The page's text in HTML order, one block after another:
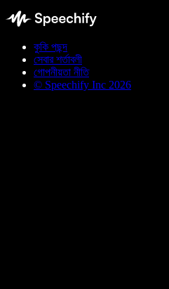
কুকি পছন্দ
সেবার শর্তাবলী
গোপনীয়তা নীতি
© Speechify Inc 2026